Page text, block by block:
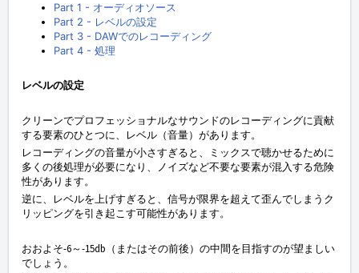
Part 1 - オーディオソース
Part 2 - レベルの設定
Part 3 - DAWでのレコーディング
Part 4 - 処理
レベルの設定
クリーンでプロフェッショナルなサウンドのレコーディングに貢献
する要素のひとつに、レベル（音量）があります。
レコーディングの音量が小さすぎると、ミックスで聴かせるために
多くの後処理が必要になり、ノイズなど不要な要素が混入する危険
性があります。
逆に、レベルを上げすぎると、信号が限界を超えて歪んでしまうク
リッピングを引き起こす可能性があります。
おおよそ-6～-15db（またはその前後）の中間を目指すのが望ましい
でしょう。